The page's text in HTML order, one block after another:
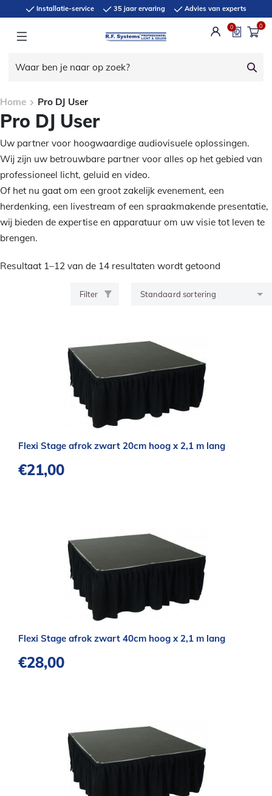
Installatie-service 35 jaar ervaring Advies van experts
0 0
Home Pro DJ User
Pro DJ User
Uw partner voor hoogwaardige audiovisuele oplossingen.
Wij zijn uw betrouwbare partner voor alles op het gebied van
professioneel licht, geluid en video.
Of het nu gaat om een groot zakelijk evenement, een
herdenking, een livestream of een spraakmakende presentatie,
wij bieden de expertise en apparatuur om uw visie tot leven te
brengen.
Resultaat 1–12 van de 14 resultaten wordt getoond
Filter
Flexi Stage afrok zwart 20cm hoog x 2,1 m lang
€21,00
Flexi Stage afrok zwart 40cm hoog x 2,1 m lang
€28,00